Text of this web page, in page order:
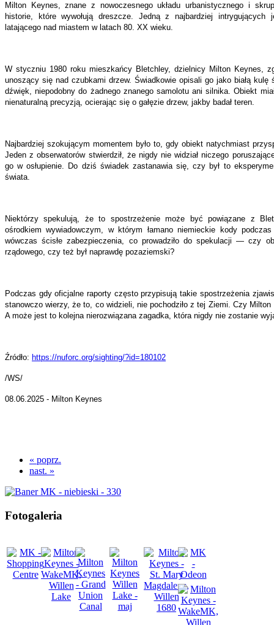
Milton Keynes, znane z nowoczesnego układu urbanistycznego i
historie, które wywołują dreszcze. Jedną z najbardziej intrygujących
latającego nad miastem w latach 80. XX wieku.
W styczniu 1980 roku mieszkańcy Bletchley, dzielnicy Milton Keynes,
unoszący się nad czubkami drzew. Świadkowie opisali go jako białą kulę
dźwięk, niepodobny do żadnego znanego samolotu ani silnika. Obiekt
nienaturalną precyzją, ocierając się o gałęzie drzew, jakby badał teren.
Najbardziej szokującym momentem było to, gdy obiekt natychmiast
Jeden z obserwatorów stwierdził, że nigdy nie widział niczego
go w osłupienie. Do dziś świadek zastanawia się, czy był to
świata.
Niektórzy spekulują, że to spostrzeżenie może być powiązane z
ośrodkiem wywiadowczym, w którym łamano niemieckie kody
wówczas ścisłe zabezpieczenia, co prowadziło do spekulacji — czy
rządowego, czy też był naprawdę pozaziemski?
Podczas gdy oficjalne raporty często przypisują takie spostrzeżenia
stanowczo wierzy, że to, co widzieli, nie pochodziło z tej Ziemi. Czy
A może jest to kolejna nierozwiązana zagadka, która nigdy nie zostanie
Źródło: https://nuforc.org/sighting/?id=180102
/WS/
08.06.2025 - Milton Keynes
« poprz.
nast. »
Fotogaleria